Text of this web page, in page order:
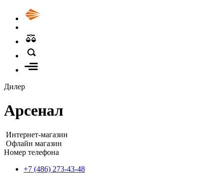
Дилер
Арсенал
Интернет-магазин
Офлайн магазин
Номер телефона
+7 (486) 273-43-48